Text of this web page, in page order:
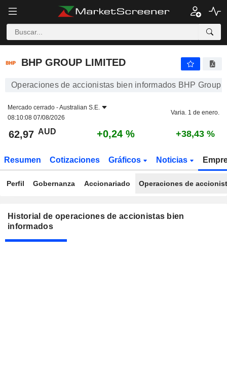
BHP GROUP LIMITED
BHP GROUP LIMITED
Operaciones de accionistas bien informados BHP Group
Mercado cerrado -Australian S.E.
08:10:08 07/08/2026
Varia. 1 de enero.
62,97 AUD +0,24 % +38,43 %
Resumen Cotizaciones Gráficos Noticias
Perfil Gobernanza Accionariado Operaciones de
Historial de operaciones de accionistas bien
informados